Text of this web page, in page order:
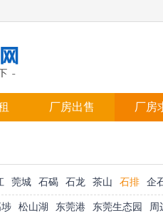
厂房出售 厂房
莞城 石碣 石龙 茶山 石排 企
松山湖 东莞港 东莞生态园 周